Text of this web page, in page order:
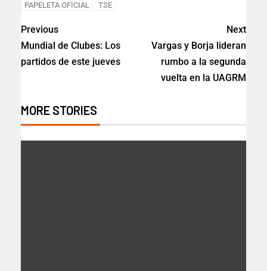
PAPELETA OFICIAL
TSE
Previous
Mundial de Clubes: Los
partidos de este jueves
Next
Vargas y Borja lideran
rumbo a la segunda
vuelta en la UAGRM
MORE STORIES